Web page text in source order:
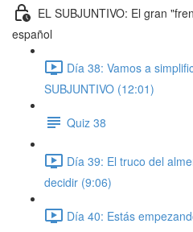
EL SUBJUNTIVO: El gran
español
Día 38: Vamos a
SUBJUNTIVO (12:01)
Quiz 38
Día 39: El truco del
decidir (9:06)
Día 40: Estás